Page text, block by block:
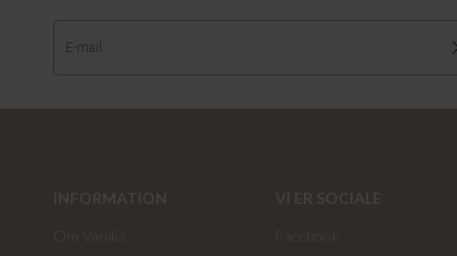
INFORMATION
VI ER SOCIALE